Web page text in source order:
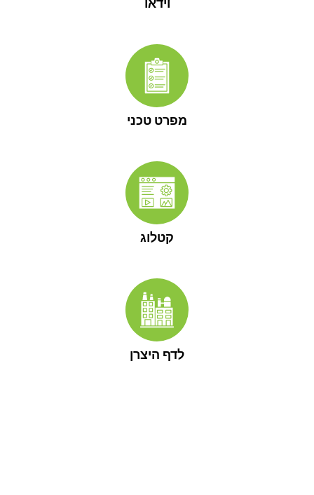
וידאו
מפרט טכני
קטלוג
לדף היצרן